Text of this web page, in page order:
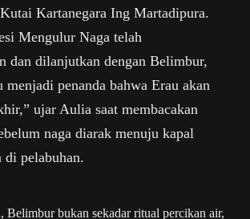
Kartanegara Ing Martadipura.
Mengulur Naga telah
dan dilanjutkan dengan Belimbur,
menjadi penanda bahwa Erau akan
ujar Aulia saat membacakan
naga diarak menuju kapal
di pelabuhan.
Belimbur bukan sekadar ritual percikan air,